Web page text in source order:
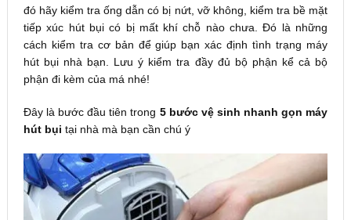
đó hãy kiểm tra ống dẫn có bị nứt, vỡ không, kiểm tra bề mặt
tiếp xúc hút bụi có bị mất khí chỗ nào chưa. Đó là những
cách kiểm tra cơ bản để giúp bạn xác định tình trạng máy
hút bụi nhà bạn. Lưu ý kiểm tra đầy đủ bộ phận kể cả bộ
phận đi kèm của má nhé!
Đây là bước đầu tiên trong 5 bước vệ sinh nhanh gọn máy
hút bụi tại nhà mà bạn cần chú ý